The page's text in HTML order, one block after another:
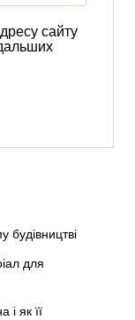
сайту
будівництві
для
і як її